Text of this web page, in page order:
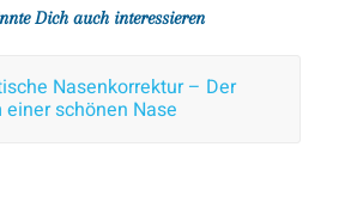
Dich auch interessieren
Nasenkorrektur – Der
einer schönen Nase